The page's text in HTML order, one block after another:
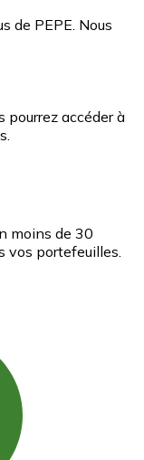
de PEPE. Nous
pourrez accéder à
moins de 30
vos portefeuilles.